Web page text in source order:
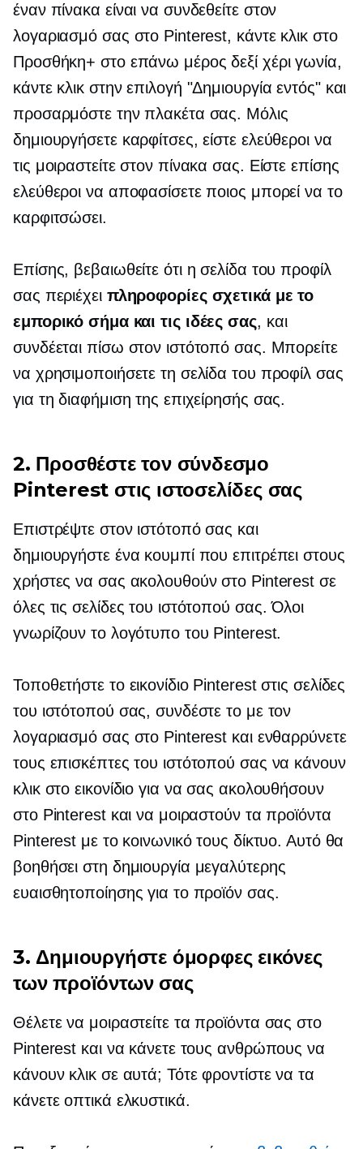
έναν πίνακα είναι να συνδεθείτε στον
λογαριασμό σας στο Pinterest, κάντε κλικ στο
Προσθήκη+ στο επάνω μέροςδεξί χέριγωνία,
κάντε κλικ στην επιλογή "Δημιουργία εντός" και
προσαρμόστε την πλακέτα σας. Μόλις
δημιουργήσετε καρφίτσες, είστε ελεύθεροι να
τις μοιραστείτε στον πίνακα σας. Είστε επίσης
ελεύθεροι να αποφασίσετε ποιος μπορεί να το
καρφιτσώσει.
Επίσης, βεβαιωθείτε ότι η σελίδα του προφίλ
σας περιέχει πληροφορίες σχετικά με το
εμπορικό σήμα και τις ιδέες σας, και
συνδέεται πίσω στον ιστότοπό σας. Μπορείτε
να χρησιμοποιήσετε τη σελίδα του προφίλ σας
για τη διαφήμιση της επιχείρησής σας.
2. Προσθέστε τον σύνδεσμο
Pinterest στις ιστοσελίδες σας
Επιστρέψτε στον ιστότοπό σας και
δημιουργήστε ένα κουμπί που επιτρέπει στους
χρήστες να σας ακολουθούν στο Pinterest σε
όλες τις σελίδες του ιστότοπού σας. Όλοι
γνωρίζουν το λογότυπο του Pinterest.
Τοποθετήστε το εικονίδιο Pinterest στις σελίδες
του ιστότοπού σας, συνδέστε το με τον
λογαριασμό σας στο Pinterest και ενθαρρύνετε
τους επισκέπτες του ιστότοπού σας να κάνουν
κλικ στο εικονίδιο για να σας ακολουθήσουν
στο Pinterest και να μοιραστούν τα προϊόντα
Pinterest με το κοινωνικό τους δίκτυο. Αυτό θα
βοηθήσει στη δημιουργία μεγαλύτερης
ευαισθητοποίησης για το προϊόν σας.
3. Δημιουργήστε όμορφες εικόνες
των προϊόντων σας
Θέλετε να μοιραστείτε τα προϊόντα σας στο
Pinterest και να κάνετε τους ανθρώπους να
κάνουν κλικ σε αυτά; Τότε φροντίστε να τα
κάνετε οπτικά ελκυστικά.